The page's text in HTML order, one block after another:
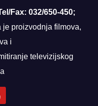
Fax: 032/650-450;
proizvodnja filmova,
i
televizijskog